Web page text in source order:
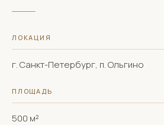
ЛОКАЦИЯ
г. Санкт-Петербург, п. Ольгино
ПЛОЩАДЬ
500 м²